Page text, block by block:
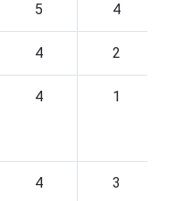
5 4
4 2
4 1
4 3